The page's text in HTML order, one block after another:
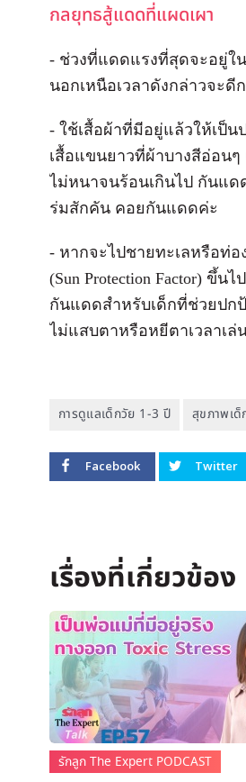
กลยุทธสู้แดดที่แผดเผา
- ช่วงที่แดดแรงที่สุดจะอยู่ใน
นอกเหนือเวลาดังกล่าวจะดี
- ใช้เสื้อผ้าที่มีอยู่แล้วให้เป็
เสื้อแขนยาวที่ผ้าบางสีอ่อนๆ
ไม่หนาจนร้อนเกินไป กันแด
ร่มสักคัน คอยกันแดดค่ะ
- หากจะไปชายทะเลหรือท่
(Sun Protection Factor) ขึ้
กันแดดสำหรับเด็กที่ช่วยปก
ไม่แสบตาหรือหยีตาเวลาเล่
การดูแลเด็กวัย 1-3 ปี สุขภาพเ
Facebook Twitter
รักลูก The Expert PODCAST